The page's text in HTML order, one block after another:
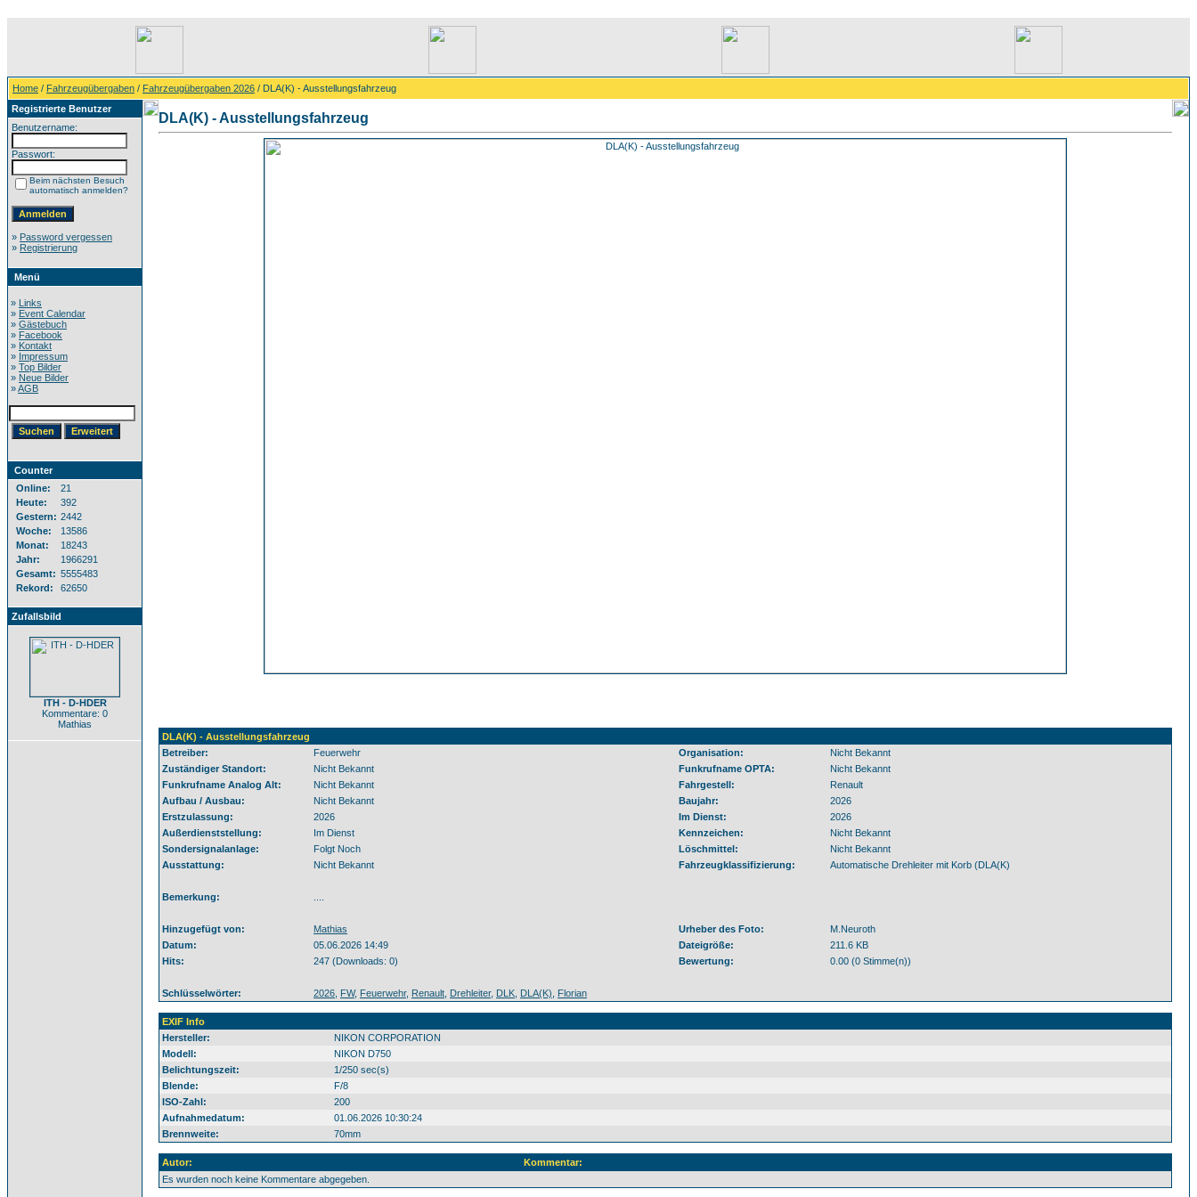
Home / Fahrzeugübergaben / Fahrzeugübergaben 2026 / DLA(K) - Ausstellungsfahrzeug
Registrierte Benutzer
Benutzername:
Passwort:
Beim nächsten Besuch
automatisch anmelden?
» Password vergessen
» Registrierung
Menü
» Links
» Event Calendar
» Gästebuch
» Facebook
» Kontakt
» Impressum
» Top Bilder
» Neue Bilder
»AGB
Counter
Online:
21
Heute:
392
Gestern: 2442
Woche:
13586
Monat:
18243
Jahr:
1966291
Gesamt: 5555483
Rekord:
62650
Zufallsbild
ITH - D-HDER
Kommentare: 0
Mathias
DLA(K) - Ausstellungsfahrzeug
DLA(K) - Ausstellungsfahrzeug
Betreiber:
Feuerwehr Organisation:
Nicht Bekannt
Zuständiger Standort:
Nicht Bekannt Funkrufname OPTA:
Nicht Bekannt
Funkrufname Analog Alt:
Nicht Bekannt Fahrgestell:
Renault
Aufbau / Ausbau:
Nicht Bekannt Baujahr:
2026
Erstzulassung:
2026 Im Dienst:
2026
Außerdienststellung:
Im Dienst Kennzeichen:
Nicht Bekannt
Sondersignalanlage:
Folgt Noch Löschmittel:
Nicht Bekannt
Ausstattung:
Nicht Bekannt Fahrzeugklassifizierung: Automatische Drehleiter mit Korb (DLA(K)
Bemerkung:
Hinzugefügt von: Mathias Urheber des Foto:
M.Neuroth
Datum:
05.06.2026 14:49 Dateigröße:
211.6 KB
Hits:
247 (Downloads: 0) Bewertung: 0.00 (0 Stimme(n))
Schlüsselwörter: 2026 FW, Feuerwehr, Renault Drehleiter, DLK DLA(K) Florian
EXIF Info
Hersteller:
NIKON CORPORATION
Modell:
NIKON D750
Belichtungszeit:
1/250 sec(s)
Blende:
F/8
ISO-Zahl:
200
Aufnahmedatum:
01.06.2026 10:30:24
Brennweite:
70mm
Autor:
Kommentar:
Es wurden noch keine Kommentare abgegeben.